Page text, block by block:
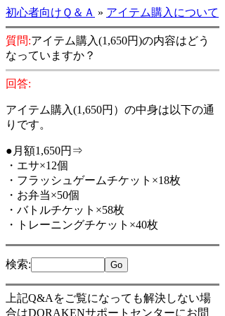
初心者向けＱ＆Ａ » アイテム購入について
質問:アイテム購入(1,650円)の内容はどう
なっていますか？
回答:
アイテム購入(1,650円）の中身は以下の通
りです。
●月額1,650円⇒
・エサ×12個
・フラッシュゲームチケット×18枚
・お弁当×50個
・バトルチケット×58枚
・トレーニングチケット×40枚
検索:
上記Q&Aをご覧になっても解決しない場
合はDORAKENサポートセンターにお問